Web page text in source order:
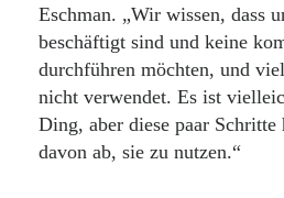
Eschman. „Wir wissen, dass
beschäftigt sind und keine
durchführen möchten, und
nicht verwendet. Es ist
Ding, aber diese paar
davon ab, sie zu nutzen.“